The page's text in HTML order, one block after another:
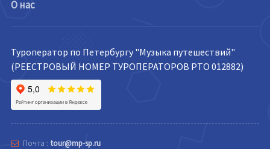
О нас
Туроператор по Петербургу "Музыка путешествий"
(РЕЕСТРОВЫЙ НОМЕР ТУРОПЕРАТОРОВ РТО 012882)
Почта : tour@mp-sp.ru